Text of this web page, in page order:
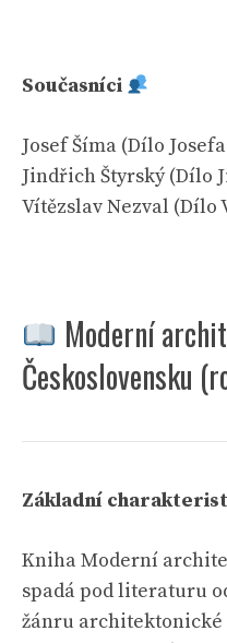
Současníci
Josef Šíma (Dílo
Jindřich Štyrský (Dílo
Vítězslav Nezval (Dílo
Moderní
Československu
Základní
Kniha Moderní
spadá pod literaturu
žánru